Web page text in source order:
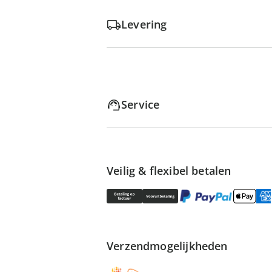
Levering
Service
Veilig & flexibel betalen
Verzendmogelijkheden